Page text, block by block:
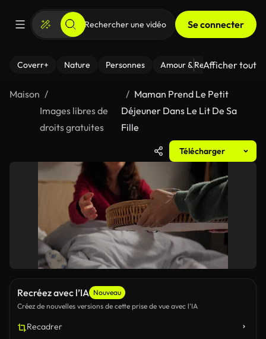
Se connecter
Coverr+ Nature Personnes Amour & Relations Le
Afficher tout
Maison
Images libres de
droits gratuites
Maman Prend Le Petit
Déjeuner Dans Le Lit De Sa
Fille
Télécharger
Recréez avec l’IA Nouveau
Créez de nouvelles versions de cette prise de vue avec l’IA
Recadrer